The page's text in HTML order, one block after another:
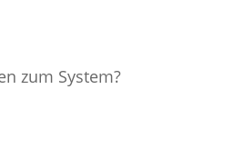
zum System?